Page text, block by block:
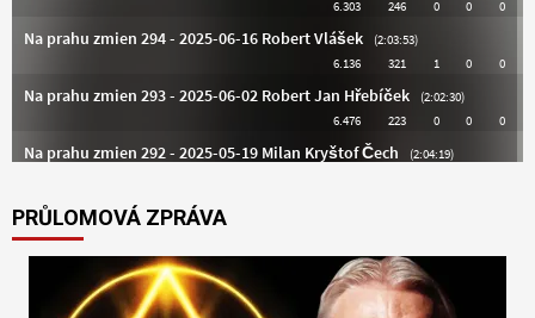
PRŮLOMOVÁ ZPRÁVA